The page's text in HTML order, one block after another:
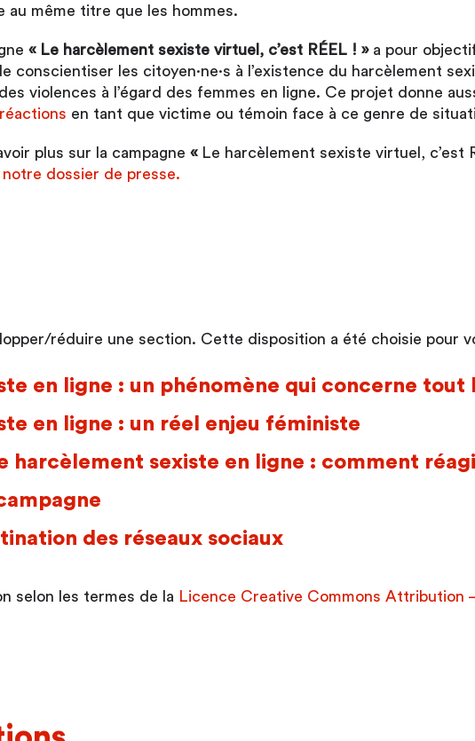
au même titre que les hommes.
« Le harcèlement sexiste virtuel, c’est RÉEL ! »a pour
conscientiser les citoyen·ne·s à l’existence du harcèlement
violences à l’égard des femmes en ligne. Ce projet donne
en tant que victime ou témoin face à ce genre de
plus sur la campagne « Le harcèlement sexiste virtuel, c’est
dossier de presse.
réduire une section. Cette disposition a été choisie pour
en ligne : un phénomène qui concerne tout
en ligne : un réel enjeu féministe
harcèlement sexiste en ligne : comment
des réseaux sociaux
selon les termes de la Licence Creative Commons Attribution